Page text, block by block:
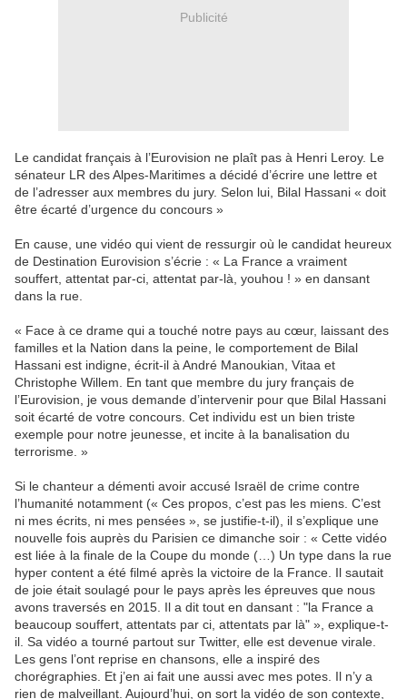
Publicité
Le candidat français à l’Eurovision ne plaît pas à Henri Leroy. Le
sénateur LR des Alpes-Maritimes a décidé d’écrire une lettre et
de l’adresser aux membres du jury. Selon lui, Bilal Hassani « doit
être écarté d’urgence du concours »
En cause, une vidéo qui vient de ressurgir où le candidat heureux
de Destination Eurovision s’écrie : « La France a vraiment
souffert, attentat par-ci, attentat par-là, youhou ! » en dansant
dans la rue.
« Face à ce drame qui a touché notre pays au cœur, laissant des
familles et la Nation dans la peine, le comportement de Bilal
Hassani est indigne, écrit-il à André Manoukian, Vitaa et
Christophe Willem. En tant que membre du jury français de
l’Eurovision, je vous demande d’intervenir pour que Bilal Hassani
soit écarté de votre concours. Cet individu est un bien triste
exemple pour notre jeunesse, et incite à la banalisation du
terrorisme. »
Si le chanteur a démenti avoir accusé Israël de crime contre
l’humanité notamment (« Ces propos, c’est pas les miens. C’est
ni mes écrits, ni mes pensées », se justifie-t-il), il s’explique une
nouvelle fois auprès du Parisien ce dimanche soir : « Cette vidéo
est liée à la finale de la Coupe du monde (…) Un type dans la rue
hyper content a été filmé après la victoire de la France. Il sautait
de joie était soulagé pour le pays après les épreuves que nous
avons traversés en 2015. Il a dit tout en dansant : "la France a
beaucoup souffert, attentats par ci, attentats par là" », explique-t-
il. Sa vidéo a tourné partout sur Twitter, elle est devenue virale.
Les gens l’ont reprise en chansons, elle a inspiré des
chorégraphies. Et j’en ai fait une aussi avec mes potes. Il n’y a
rien de malveillant. Aujourd’hui, on sort la vidéo de son contexte,